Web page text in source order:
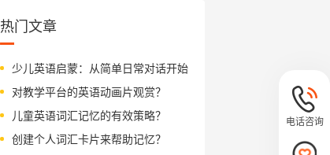
热门文章
少儿英语启蒙：从简单日常对话开始
对教学平台的英语动画片观赏？
儿童英语词汇记忆的有效策略？
创建个人词汇卡片来帮助记忆？
电话咨询